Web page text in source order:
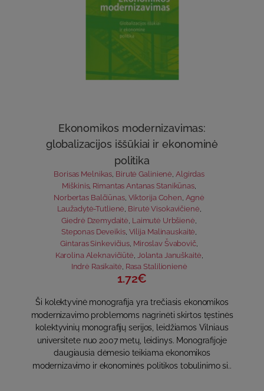
Ekonomikos modernizavimas:
globalizacijos iššūkiai ir ekonominė
politika
Borisas Melnikas, Birutė Galinienė, Algirdas
Miškinis, Rimantas Antanas Stanikūnas,
Norbertas Balčiūnas, Viktorija Cohen Agnė
Laužadytė-Tutlienė, Birutė Visokavičienė,
Giedrė Dzemydaitė Laimutė Urbšienė
Steponas Deveikis, Vilija Malinauskaitė,
Gintaras Sinkevičius Miroslav Švabovič,
Karolina Aleknavičiūtė
Jolanta Januškaitė
Indrė Rasikaitė, Rasa Stalilionienė
1.72€
Ši kolektyvinė monografija yra trečiasis ekonomikos
modernizavimo problemoms nagrinėti skirtos tęstinės
kolektyvinių monografijų serijos, leidžiamos Vilniaus
universitete nuo 2007 metų, leidinys. Monografijoje
daugiausia dėmesio teikiama ekonomikos
modernizavimo ir ekonominės politikos tobulinimo si..